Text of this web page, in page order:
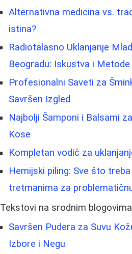
Alternativna medicina vs.
istina?
Radiotalasno Uklanjanje
Beogradu: Iskustva i Metode
Profesionalni Saveti za
Savršen Izgled
Najbolji Šamponi i Balsami
Kose
Kompletan vodič za
Hemijski piling: Sve što
tretmanima za
Tekstovi na srodnim blogovima
Savršen Pudera za Suvu
Izbore i Negu